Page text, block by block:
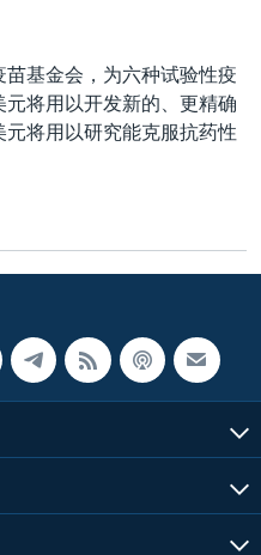
基金会，为六种试验性疫
将用以开发新的、更精确
将用以研究能克服抗药性